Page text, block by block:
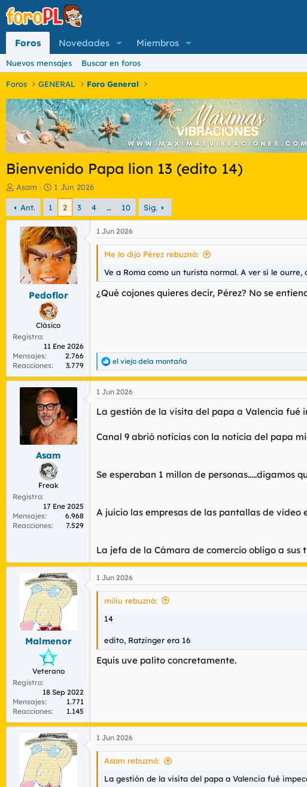
Foros Novedades Miembros
Nuevos mensajes Buscar en foros
Foros GENERAL Foro General
Bienvenido Papa lion 13 (edito 14)
I
n
i
c
a
d
d
m
Asam
F
e
h
a
d
e
i
n
i
c
i
o
1 Jun 2026
Ant. 1 2 3 4 … 10 Sig.
Pedoflor
Clásico
Registro
11 Ene 2026
Mensajes
2.766
Reacciones
3.779
1 Jun 2026
Me lo dijo Pérez rebuznó:
Ve a Roma como un turista normal. A ver si le
¿Qué cojones quieres decir, Pérez? No se
R
e
a
c
i
n
e
el viejo dela montaña
Asam
Freak
Registro
17 Ene 2025
Mensajes
6.968
Reacciones
7.529
1 Jun 2026
La gestión de la visita del papa a Valencia fué
Canal 9 abrió noticias con la noticia del papa
Se esperaban 1 millon de personas.....digamos
A juicio las empresas de las pantallas de vídeo
La jefa de la Cámara de comercio obligo a
Malmenor
Veterano
Registro
18 Sep 2022
Mensajes
1.771
Reacciones
1.145
1 Jun 2026
miliu rebuznó:
14
edito, Ratzinger era 16
Equis uve palito concretamente.
1 Jun 2026
Asam rebuznó:
La gestión de la visita del papa a Valencia fué